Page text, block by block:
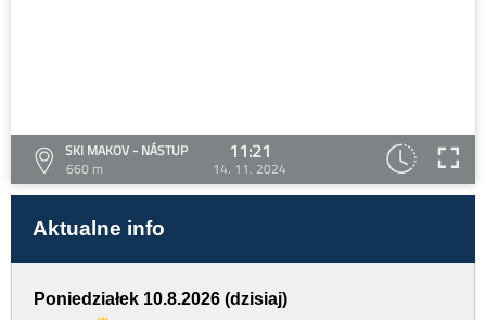
SKI MAKOV - NÁSTUP
660 m
11:21
14. 11. 2024
Aktualne info
Poniedziałek 10.8.2026 (dzisiaj)